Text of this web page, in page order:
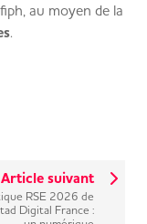
au moyen de la
.
Article suivant
RSE 2026 de
Digital France :